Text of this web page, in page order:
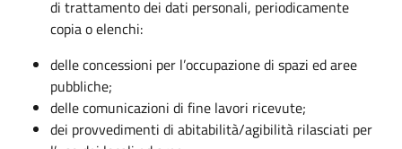
di trattamento dei dati personali, periodicamente
copia o elenchi:
delle concessioni per l’occupazione di spazi ed aree
pubbliche;
delle comunicazioni di fine lavori ricevute;
dei provvedimenti di abitabilità/agibilità rilasciati per